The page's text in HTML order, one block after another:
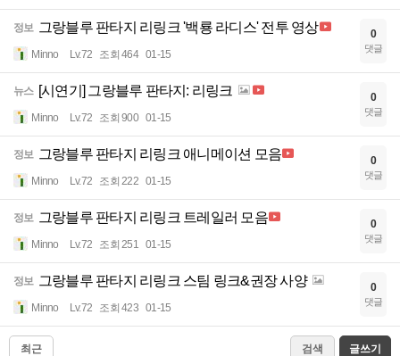
정보 그랑블루 판타지 리링크 '백룡 라디스' 전투 영상
Minno Lv.72 조회 464 01-15
0
댓글
뉴스 [시연기] 그랑블루 판타지: 리링크
Minno Lv.72 조회 900 01-15
0
댓글
정보 그랑블루 판타지 리링크 애니메이션 모음
Minno Lv.72 조회 222 01-15
0
댓글
정보 그랑블루 판타지 리링크 트레일러 모음
Minno Lv.72 조회 251 01-15
0
댓글
정보 그랑블루 판타지 리링크 스팀 링크&권장 사양
Minno Lv.72 조회 423 01-15
0
댓글
최근 검색 글쓰기